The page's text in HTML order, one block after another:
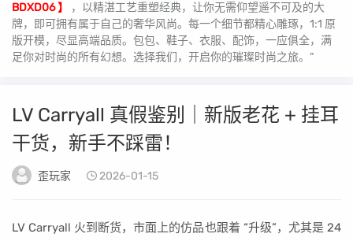
BDXD06 】
，以精湛工艺重塑经典，让你无需仰望遥不可及的大
牌，即可拥有属于自己的奢华风尚。每一个细节都精心雕琢，1:1 原
版开模，尽显高端品质。包包、鞋子、衣服、配饰，一应俱全，满
足你对时尚的所有幻想。选择我们，开启你的璀璨时尚之旅。”
LV Carryall 真假鉴别｜新版老花 + 挂耳
干货，新手不踩雷！
歪玩家 2026-01-15
LV Carryall 火到断货，市面上的仿品也跟着 “升级”，尤其是 24